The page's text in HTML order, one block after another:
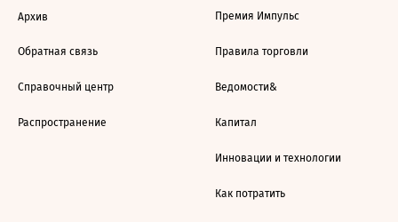
Архив
Обратная связь
Справочный центр
Распространение
Премия Импульс
Правила торговли
Ведомости&
Капитал
Инновации и технологии
Как потратить